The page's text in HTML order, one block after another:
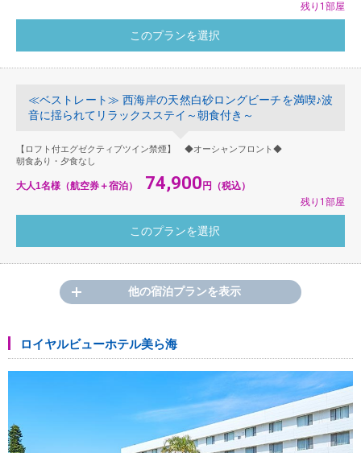
残り1部屋
≪ベストレート≫ 西海岸の天然白砂ロングビーチを満喫♪波
音に揺られてリラックスステイ～朝食付き～
【ロフト付エグゼクティブツイン禁煙】 ◆オーシャンフロント◆
朝食あり・夕食なし
大人1名様（航空券＋宿泊） 74,900 円（税込）
残り1部屋
他の宿泊プランを表示
ロイヤルビューホテル美ら海